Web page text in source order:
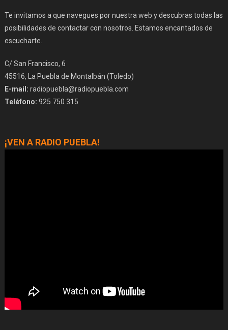
Te invitamos a que navegues por nuestra web y descubras todas las
posibilidades de contactar con nosotros. Estamos encantados de
escucharte.
C/ San Francisco, 6
45516, La Puebla de Montalbán (Toledo)
E-mail: radiopuebla@radiopuebla.com
Teléfono: 925 750 315
¡VEN A RADIO PUEBLA!